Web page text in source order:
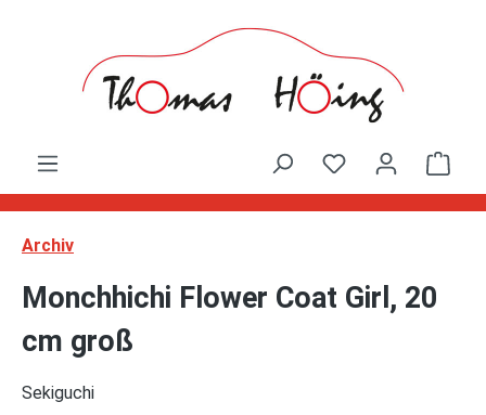
Archiv
Monchhichi Flower Coat Girl, 20
cm groß
Sekiguchi